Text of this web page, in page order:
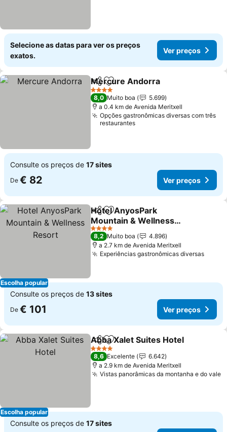
Selecione as datas para ver os preços
exatos.
Ver preços
PartilharAdicionar aos favoritos
Mercure Andorra
4 Estrelas
8,0 Muito boa
5.699
a 0.4 km de Avenida Meritxell
Opções gastronômicas diversas com três
restaurantes
Consulte os preços de 17 sites
De € 82 Ver preços
Escolha popular
PartilharAdicionar aos favoritos
Hotel AnyosPark
Mountain & Wellness
Resort
Ver preços
4 Estrelas
8,2 Muito boa
4.896
a 2.7 km de Avenida Meritxell
Experiências gastronômicas diversasVer
Consulte os preços de 13 sites
De € 101 Ver preços
Escolha popular
PartilharAdicionar aos favoritos
Abba Xalet Suites Hotel
4 Estrelas
8,6 Excelente
6.642
a 2.9 km de Avenida Meritxell
Vistas panorâmicas da montanha e do vale
Consulte os preços de 17 sites